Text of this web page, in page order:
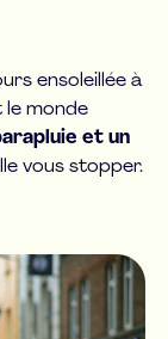
ensoleillée à
le monde
et un
vous stopper.